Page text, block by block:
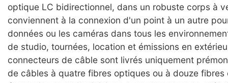
optique LC bidirectionnel, dans un robuste corps à
conviennent à la connexion d'un point à un autre
données ou les caméras dans tous les
de studio, tournées, location et émissions en
connecteurs de câble sont livrés uniquement
de câbles à quatre fibres optiques ou à douze fibres